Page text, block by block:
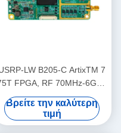
LW B205-C ArtixTM 7
FPGA, RF 70MHz-6GHz
Περιοχή συχνοτήτων 56MHz
εύρος ζώνης 1T1R USRP
SDR
Βρείτε την καλύτερη
τιμή